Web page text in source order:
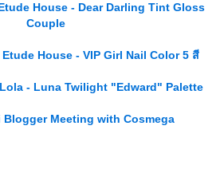
House - Dear Darling Tint Gloss
Couple
House - VIP Girl Nail Color 5 สี
- Luna Twilight "Edward" Palette
Blogger Meeting with Cosmega